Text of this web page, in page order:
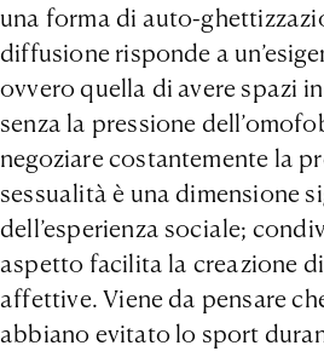
una forma di auto-
diffusione risponde a
ovvero quella di avere spazi
senza la pressione
negoziare costantemente la
sessualità è una dimensione
dell’esperienza sociale;
aspetto facilita la creazione
affettive. Viene da pensare
abbiano evitato lo sport